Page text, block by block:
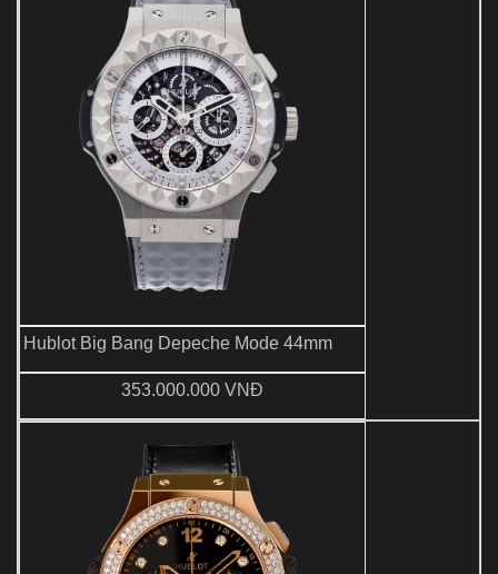
Hublot Big Bang Depeche Mode 44mm
353.000.000 VNĐ